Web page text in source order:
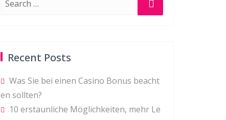
Recent Posts
Was Sie bei einen Casino Bonus beacht
en sollten?
10 erstaunliche Möglichkeiten, mehr Le